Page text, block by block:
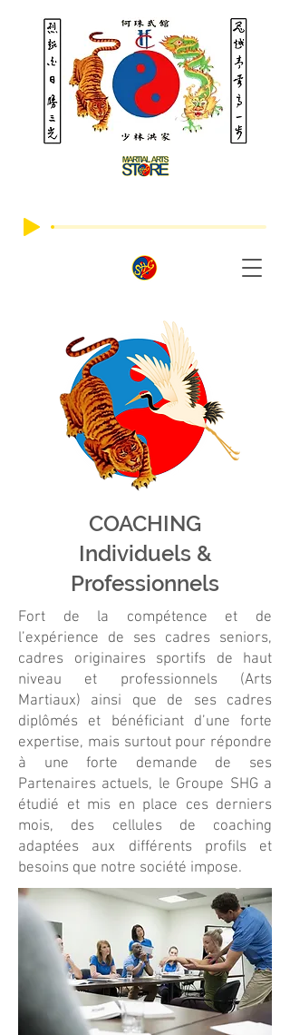
COACHING
Individuels &
Professionnels
Fort de la compétence et de
l’expérience de ses cadres seniors,
cadres originaires sportifs de haut
niveau et professionnels (Arts
Martiaux) ainsi que de ses cadres
diplômés et bénéficiant d’une forte
expertise, mais surtout pour répondre
à une forte demande de ses
Partenaires actuels, le Groupe SHG a
étudié et mis en place ces derniers
mois, des cellules de coaching
adaptées aux différents profils et
besoins que notre société impose.